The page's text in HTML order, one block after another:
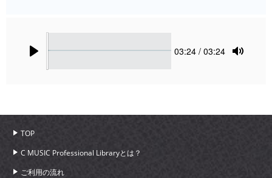
Current
03:24 / 03:24
TOP
C MUSIC Professional Libraryとは？
ご利用の流れ